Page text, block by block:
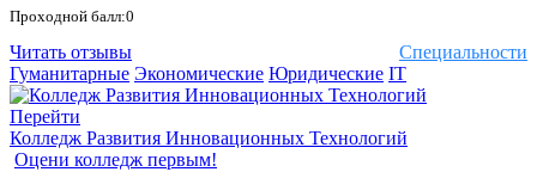
Проходной балл:0
Специальности
Читать отзывы
Гуманитарные Экономические Юридические IT
Перейти
Колледж Развития Инновационных Технологий
Оцени колледж первым!